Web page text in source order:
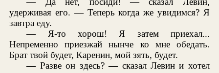
удерживая его. — Теперь когда же увидимся? Я
завтра еду.
— Я-то хорош! Я затем приехал...
Непременно приезжай нынче ко мне обедать.
Брат твой будет, Каренин, мой зять, будет.
— Разве он здесь? — сказал Левин и хотел